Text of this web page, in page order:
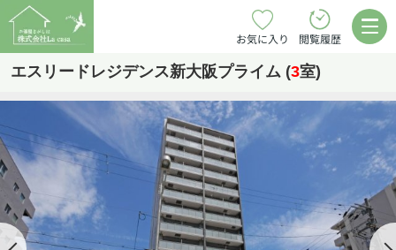
お気に入り 閲覧履歴
エスリードレジデンス新大阪プライム (3室)